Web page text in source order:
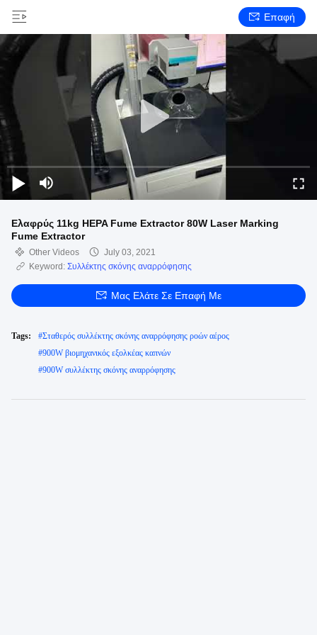
Επαφή
Ελαφρύς 11kg HEPA Fume Extractor 80W Laser Marking
Fume Extractor
Other Videos
July 03, 2021
Keyword: Συλλέκτης σκόνης αναρρόφησης
Μας Ελάτε Σε Επαφή Με
Tags: #Σταθερός συλλέκτης σκόνης αναρρόφησης ροών αέρος
#900W βιομηχανικός εξολκέας καπνών
#900W συλλέκτης σκόνης αναρρόφησης